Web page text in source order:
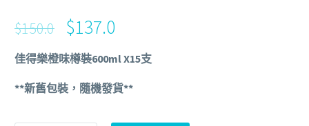
$150.0 $137.0
佳得樂橙味樽裝600ml X15支
**新舊包裝，隨機發貨**